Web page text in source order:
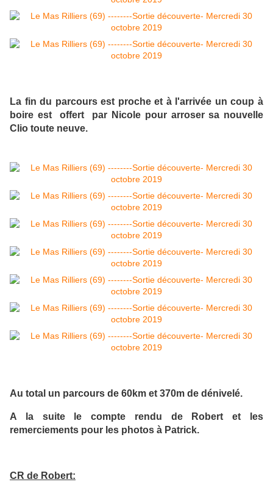
La fin du parcours est proche et à l'arrivée un coup à
boire est offert par Nicole pour arroser sa nouvelle
Clio toute neuve.
Au total un parcours de 60km et 370m de dénivelé.
A la suite le compte rendu de Robert et les
remerciements pour les photos à Patrick.
CR de Robert: